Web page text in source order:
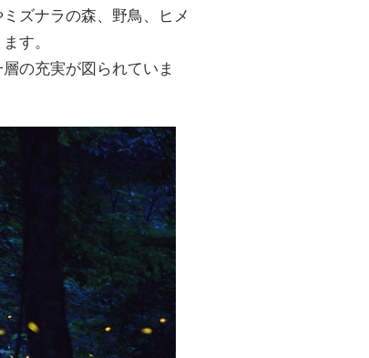
ズナラの森、野鳥、ヒメ
す。
の充実が図られていま